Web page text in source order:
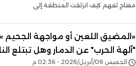
مفتاح لفهم كيف انزلقت المنطقة إلى
«المضيق اللعين أو مواجهة
"آلهة الحرب" عن الدمار وهل تبتلع
الخميس 09/أبريل/2026 - 02:36 م